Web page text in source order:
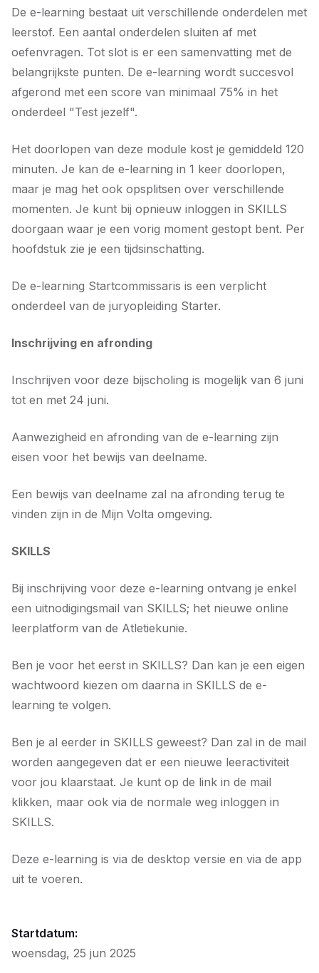
De e-learning bestaat uit verschillende onderdelen met
leerstof. Een aantal onderdelen sluiten af met
oefenvragen. Tot slot is er een samenvatting met de
belangrijkste punten. De e-learning wordt succesvol
afgerond met een score van minimaal 75% in het
onderdeel "Test jezelf".
Het doorlopen van deze module kost je gemiddeld 120
minuten. Je kan de e-learning in 1 keer doorlopen,
maar je mag het ook opsplitsen over verschillende
momenten. Je kunt bij opnieuw inloggen in SKILLS
doorgaan waar je een vorig moment gestopt bent. Per
hoofdstuk zie je een tijdsinschatting.
De e-learning Startcommissaris is een verplicht
onderdeel van de juryopleiding Starter.
Inschrijving en afronding
Inschrijven voor deze bijscholing is mogelijk van 6 juni
tot en met 24 juni.
Aanwezigheid en afronding van de e-learning zijn
eisen voor het bewijs van deelname.
Een bewijs van deelname zal na afronding terug te
vinden zijn in de Mijn Volta omgeving.
SKILLS
Bij inschrijving voor deze e-learning ontvang je enkel
een uitnodigingsmail van SKILLS; het nieuwe online
leerplatform van de Atletiekunie.
Ben je voor het eerst in SKILLS? Dan kan je een eigen
wachtwoord kiezen om daarna in SKILLS de e-
learning te volgen.
Ben je al eerder in SKILLS geweest? Dan zal in de mail
worden aangegeven dat er een nieuwe leeractiviteit
voor jou klaarstaat. Je kunt op de link in de mail
klikken, maar ook via de normale weg inloggen in
SKILLS.
Deze e-learning is via de desktop versie en via de app
uit te voeren.
Startdatum:
woensdag, 25 jun 2025